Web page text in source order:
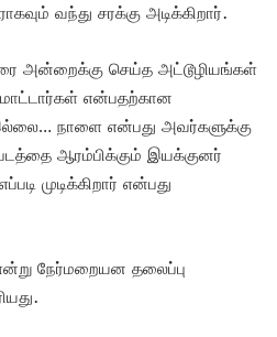
வந்து சரக்கு அடிக்கிறார்.
அன்றைக்கு செய்த அட்டூழியங்கள்
என்பதற்கான
நாளை என்பது அவர்களுக்கு
ஆரம்பிக்கும் இயக்குனர்
முடிக்கிறார் என்பது
நேர்மறையன தலைப்பு